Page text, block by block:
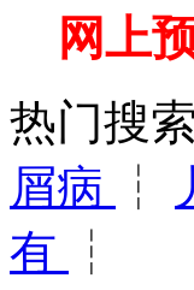
网上
热门搜索
屑病
┆
有
┆